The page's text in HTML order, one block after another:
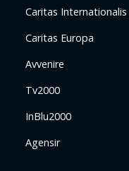
Caritas Internationalis
Caritas Europa
Avvenire
Tv2000
InBlu2000
Agensir